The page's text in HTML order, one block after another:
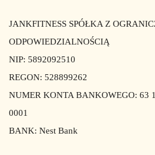
JANKFITNESS SPÓŁKA Z
ODPOWIEDZIALNOŚCIĄ
NIP: 5892092510
REGON: 528899262
NUMER KONTA BANKOWEGO: 63
0001
BANK: Nest Bank